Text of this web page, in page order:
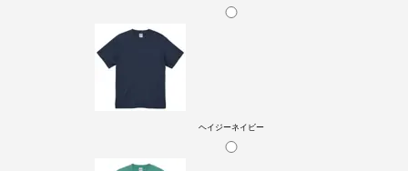
ヘイジーネイビー